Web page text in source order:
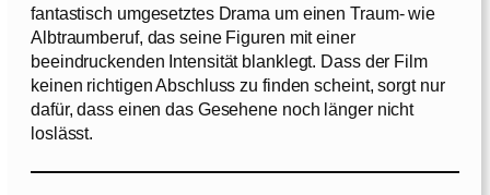
fantastisch umgesetztes Drama um einen Traum- wie
Albtraumberuf, das seine Figuren mit einer
beeindruckenden Intensität blanklegt. Dass der Film
keinen richtigen Abschluss zu finden scheint, sorgt nur
dafür, dass einen das Gesehene noch länger nicht
loslässt.